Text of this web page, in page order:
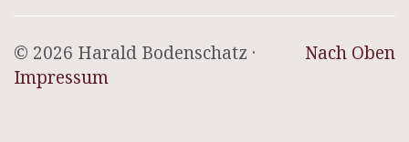
Nach Oben
© 2026 Harald Bodenschatz ·
Impressum